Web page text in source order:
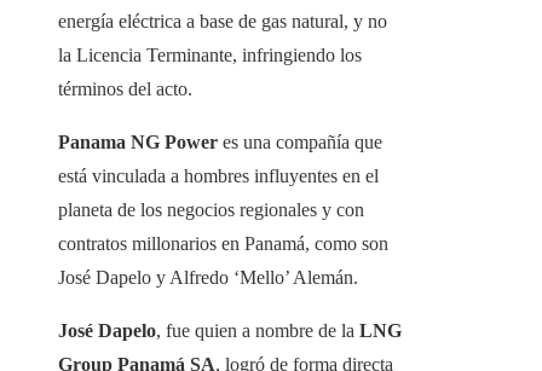
energía eléctrica a base de gas natural, y no
la Licencia Terminante, infringiendo los
términos del acto.
Panama NG Power es una compañía que
está vinculada a hombres influyentes en el
planeta de los negocios regionales y con
contratos millonarios en Panamá, como son
José Dapelo y Alfredo ‘Mello’ Alemán.
José Dapelo, fue quien a nombre de la LNG
Group Panamá SA, logró de forma directa